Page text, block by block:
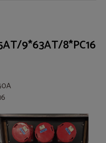
9*63AT/8*PC16